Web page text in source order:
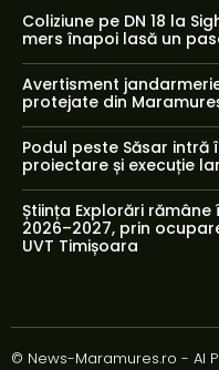
Coliziune pe DN 18 la
mers înapoi lasă un
Avertisment
protejate din
Podul peste Săsar
proiectare și execuție
Știința Explorări rămâne
2026–2027, prin
UVT Timișoara
© News-Maramures.ro - AI